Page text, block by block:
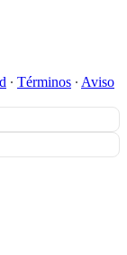
∙ Términos ∙ Aviso